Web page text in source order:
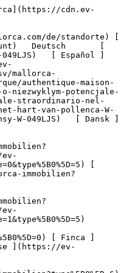
mit außergewöhnlichem Potenzial im Herzen von Pollença-2](https://cdn.ev-mallorca.com/images/properties/f3097fea-c17e-4e41-a86b-78d0ceef3ef1/c09401d9-37b2-47d2-ba54-21fc6dc58697.jpg?crop=true&crop_gravity=northwest&format=webp&quality=80)  

         ![Mallorquinisches Stadthaus mit außergewöhnlichem Potenzial im Herzen von Pollença-3](https://cdn.ev-mallorca.com/images/properties/f3097fea-c17e-4e41-a86b-78d0ceef3ef1/d24bc73e-5896-4ae4-a60c-1e377c249642.jpg?crop=true&crop_gravity=northwest&format=webp&quality=80)  

         ![Mallorquinisches Stadthaus mit außergewöhnlichem Potenzial im Herzen von Pollença-4](https://cdn.ev-mallorca.com/images/properties/f3097fea-c17e-4e41-a86b-78d0ceef3ef1/349d535d-530c-4c55-a0aa-7d58d9b8bb7c.jpg?crop=true&crop_gravity=northwest&format=webp&quality=80)  

         ![Mallorquinisches Stadthaus mit außergewöhnlichem Potenzial im Herzen von Pollença-5](https://cdn.ev-mallorca.com/images/properties/f3097fea-c17e-4e41-a86b-78d0ceef3ef1/394b81cd-daf3-4e9d-aade-731b091b0b99.jpg?crop=true&crop_gravity=northwest&format=webp&quality=80)  

         ![Mallorquinisches Stadthaus mit außerg